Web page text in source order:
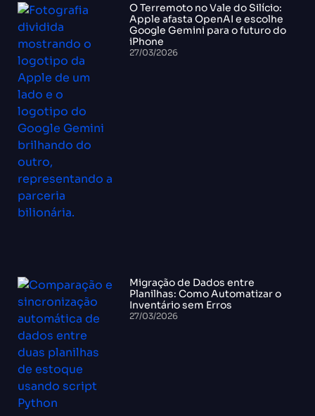
O Terremoto no Vale do Silício:
Apple afasta OpenAI e escolhe
Google Gemini para o futuro do
iPhone
27/03/2026
Migração de Dados entre
Planilhas: Como Automatizar o
Inventário sem Erros
27/03/2026